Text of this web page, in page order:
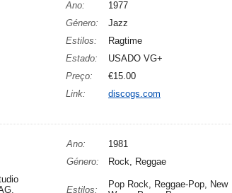
Ano:
1977
Género:
Jazz
Estilos:
Ragtime
Estado:
USADO VG+
Preço:
€15.00
Link:
discogs.com
Ano:
1981
Género: Rock, Reggae
Estilos:
Pop Rock, Reggae-Pop, New